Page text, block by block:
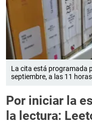
La cita está programada
septiembre, a las 11
Por iniciar la
la lectura: